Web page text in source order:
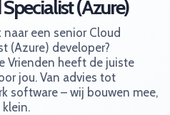
(Azure)
naar een senior Cloud
(Azure) developer?
Vrienden heeft de juiste
jou. Van advies tot
software – wij bouwen mee,